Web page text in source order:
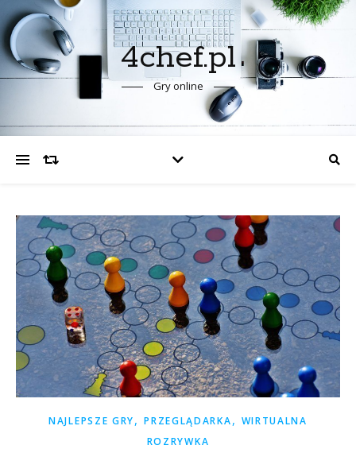
4chef.pl
Gry online
NAJLEPSZE GRY,PRZEGLĄDARKA, WIRTUALNA
ROZRYWKA